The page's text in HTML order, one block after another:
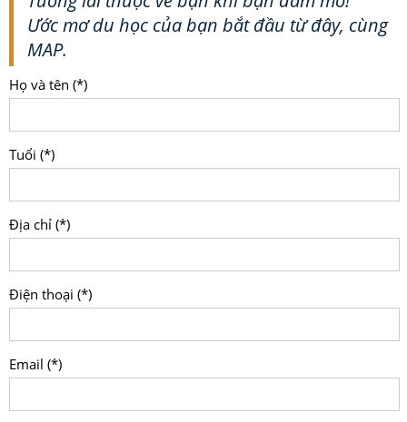
Ước mơ du học của bạn bắt đầu từ đây, cùng
MAP.
Họ và tên (*)
Tuổi (*)
Địa chỉ (*)
Điện thoại (*)
Email (*)